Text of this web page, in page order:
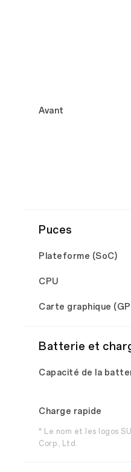
Avant
Puces
Plateforme (SoC)
CPU
Carte graphique
Batterie et
Capacité de la
Charge rapide
* Le nom et les logos
Corp., Ltd.